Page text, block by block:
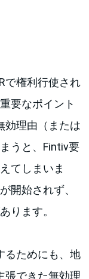
で権利行使され
要なポイント
効理由（または
うと、Fintiv要
てしまいま
開始されず、
ります。
るためにも、地
張できた無効理